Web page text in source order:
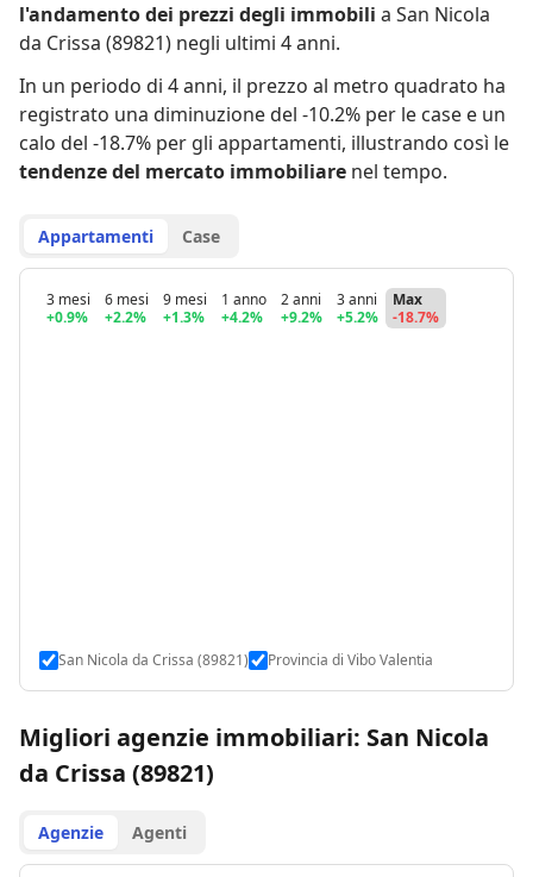
l'andamento dei prezzi degli immobili a San Nicola
da Crissa (89821) negli ultimi 4 anni.
In un periodo di 4 anni, il prezzo al metro quadrato ha
registrato una diminuzione del -10.2% per le case e un
calo del -18.7% per gli appartamenti, illustrando così le
tendenze del mercato immobiliare nel tempo.
Appartamenti Case
3 mesi
+0.9%
6 mesi
+2.2%
9 mesi
+1.3%
1 anno
+4.2%
2 anni
+9.2%
3 anni
+5.2%
Max
-18.7%
San Nicola da Crissa (89821) Provincia di Vibo Valentia
Migliori agenzie immobiliari: San Nicola
da Crissa (89821)
Agenzie Agenti